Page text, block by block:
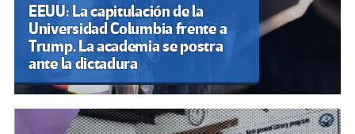
EEUU: La capitulación de la
Universidad Columbia frente a
Trump. La academia se postra
ante la dictadura